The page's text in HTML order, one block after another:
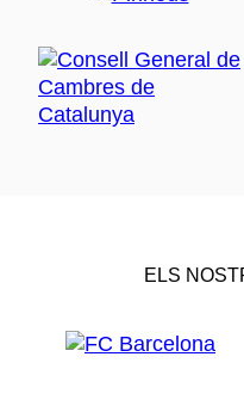
ELS